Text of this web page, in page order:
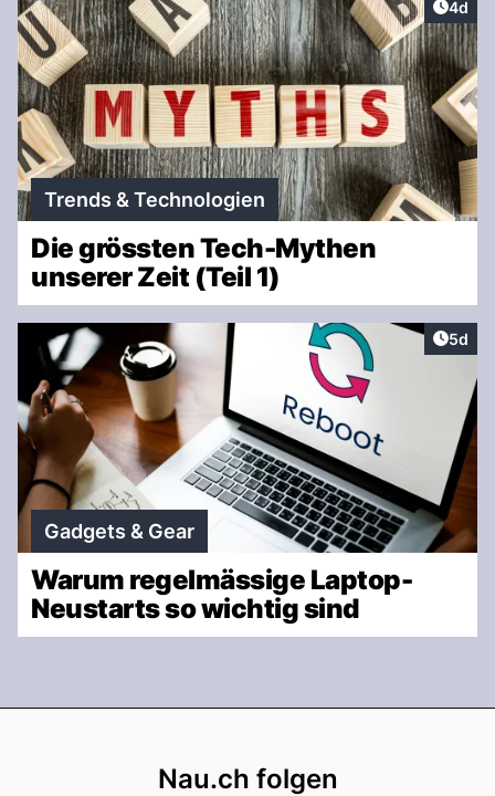
4d
Trends & Technologien
Die grössten Tech-Mythen
unserer Zeit (Teil 1)
5d
Gadgets & Gear
Warum regelmässige Laptop-
Neustarts so wichtig sind
Nau.ch folgen